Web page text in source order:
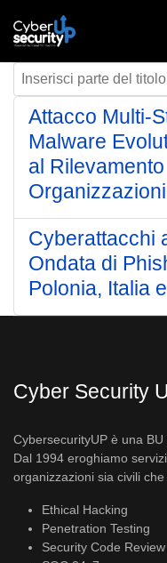
Inserisci parte del titolo
Attacco Multi-
Malware
al
Cyberattacchi
Ondata di
Polonia, Italia
Cyber Security
CybersecurityUP è una BU
Dal 1994 eroghiamo
organizzazioni sia civili che
Ethical Hacking
Penetration Testing
Security Code Review